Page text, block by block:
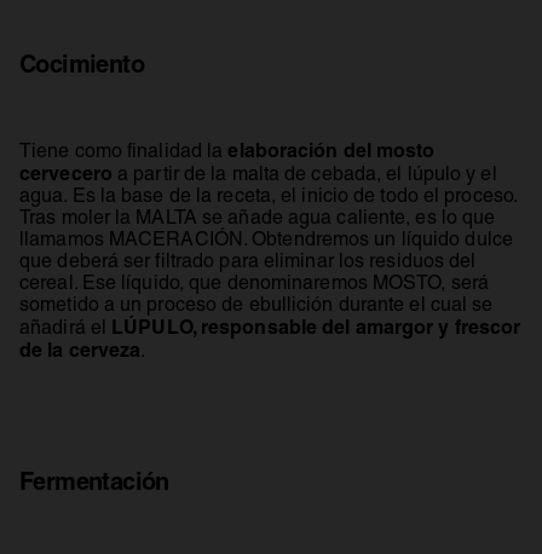
Cocimiento
Tiene como finalidad la elaboración del mosto
cervecero a partir de la malta de cebada, el lúpulo y el
agua. Es la base de la receta, el inicio de todo el proceso.
Tras moler la MALTA se añade agua caliente, es lo que
llamamos MACERACIÓN. Obtendremos un líquido dulce
que deberá ser filtrado para eliminar los residuos del
cereal. Ese líquido, que denominaremos MOSTO, será
sometido a un proceso de ebullición durante el cual se
añadirá el LÚPULO, responsable del amargor y frescor
de la cerveza.
Fermentación